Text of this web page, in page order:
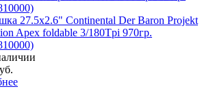
27.5x2.6" Continental Der Baron Projekt
Apex foldable 3/180Tpi 970гр.